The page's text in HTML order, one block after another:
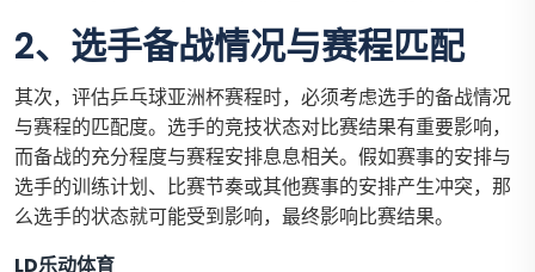
2、选手备战情况与赛程匹配
其次，评估乒乓球亚洲杯赛程时，必须考虑选手的备战情况
与赛程的匹配度。选手的竞技状态对比赛结果有重要影响，
而备战的充分程度与赛程安排息息相关。假如赛事的安排与
选手的训练计划、比赛节奏或其他赛事的安排产生冲突，那
么选手的状态就可能受到影响，最终影响比赛结果。
LD乐动体育